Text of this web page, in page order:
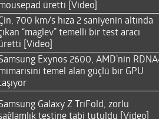
üretti [Video]
700 km/s hıza 2 saniyenin altında
“maglev” temelli bir test aracı
[Video]
Exynos 2600, AMD’nin
temel alan güçlü bir GPU
Galaxy Z TriFold, zorlu
testine tabi tutuldu [Video]